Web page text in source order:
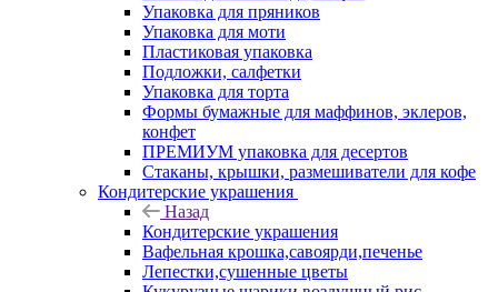
Упаковка для пряников
Упаковка для моти
Пластиковая упаковка
Подложки, салфетки
Упаковка для торта
Формы бумажные для маффинов, эклеров,
конфет
ПРЕМИУМ упаковка для десертов
Стаканы, крышки, размешиватели для кофе
Кондитерские украшения
Назад
Кондитерские украшения
Вафельная крошка,савоярди,печенье
Лепестки,сушенные цветы